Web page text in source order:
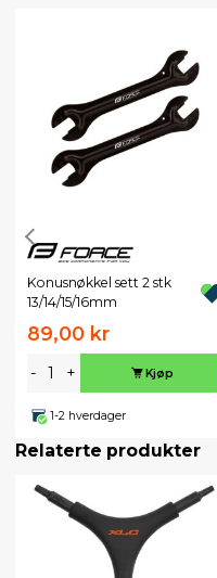
Konusnøkkel sett 2 stk
13/14/15/16mm
89,00 kr
- + Kjøp
1-2 hverdager
Relaterte produkter